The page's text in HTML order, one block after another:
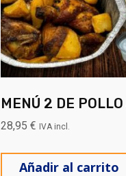
MENÚ 2 DE POLLO
28,95€ IVA incl.
Añadir al carrito